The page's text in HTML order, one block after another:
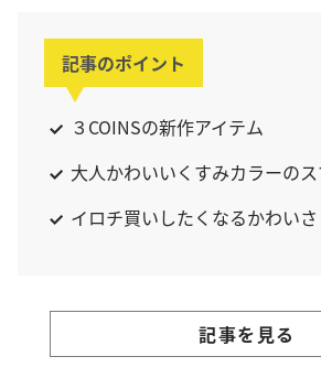
記事のポイント
３COINSの新作アイテム
大人かわいいくすみカラーの
イロチ買いしたくなるかわいさ
記事を見る